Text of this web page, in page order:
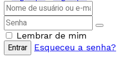
Lembrar de mim
Esqueceu a senha?